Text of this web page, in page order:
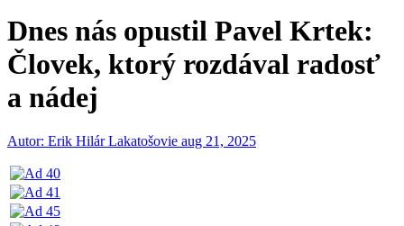
Dnes nás opustil Pavel Krtek:
Človek, ktorý rozdával radosť
a nádej
Autor: Erik Hilár Lakatošovie aug 21, 2025